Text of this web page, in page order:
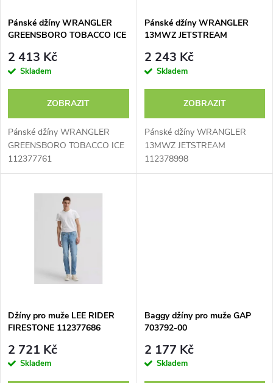
p
r
o
d
u
s
p
r
d
u
Pánské džíny WRANGLER
GREENSBORO TOBACCO ICE
2 413 Kč
Skladem
ZOBRAZIT
Pánské džíny WRANGLER
GREENSBORO TOBACCO ICE
112377761
Pánské džíny WRANGLER
13MWZ JETSTREAM
2 243 Kč
Skladem
ZOBRAZIT
Pánské džíny WRANGLER
13MWZ JETSTREAM
112378998
Džíny pro muže LEE RIDER
FIRESTONE 112377686
2 721 Kč
Skladem
Baggy džíny pro muže GAP
703792-00
2 177 Kč
Skladem